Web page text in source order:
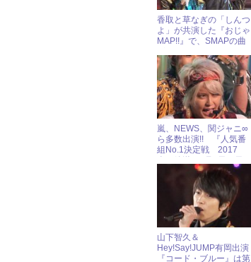
香取と草なぎの「しんつ
よ」が共演した『おじゃ
MAP!!』で、SMAPの曲
嵐、NEWS、関ジャニ∞
ら多数出演!! 『人気番
組No.1決定戦 2017
ジャニーズアイドル出演
山下智久＆
Hey!Say!JUMP有岡出演
『コード・ブルー』は第